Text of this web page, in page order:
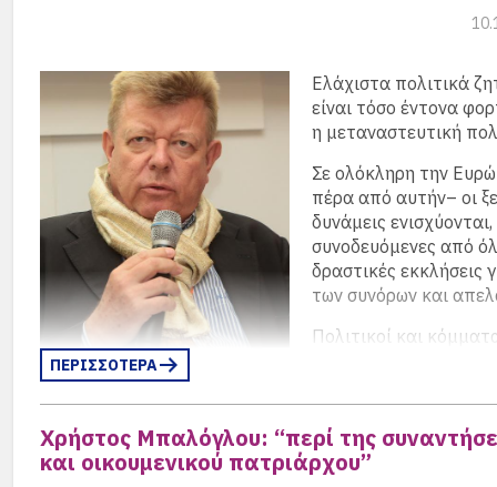
πολιτικών, οικονομικών και κοινωνικών εξελίξεων και
ΤΟ ΒΗΜΑ της Κυριακής…
Ελάχιστα πολιτικά
είναι τόσο έντονα
η μεταναστευτική
Σε ολόκληρη την
πέρα από αυτήν– οι
δυνάμεις ενισχύονται,
συνοδευόμενες από
δραστικές εκκλήσεις
των συνόρων και
Πολιτικοί και
προσφυγικό γνωρίζουν αισθητή άνοδο στη
Αυτό είναι εμφανές στη Γερμανία και, σε διαφορετικό
στην Ελλάδα.
Στα πρόσωπα του Θάνου Πλεύρη και του Αλεξάντερ
ΠΕΡΙΣΣΟΤΕΡΑ
Χρήστος Μπαλόγλου: “περί της
και οικουμενικού πατριάρχου”